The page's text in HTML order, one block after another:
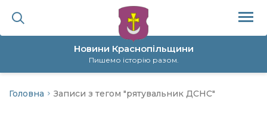
Новини Краснопільщини
Пишемо історію разом.
політика
Головна Записи з тегом "рятувальник ДСНС"